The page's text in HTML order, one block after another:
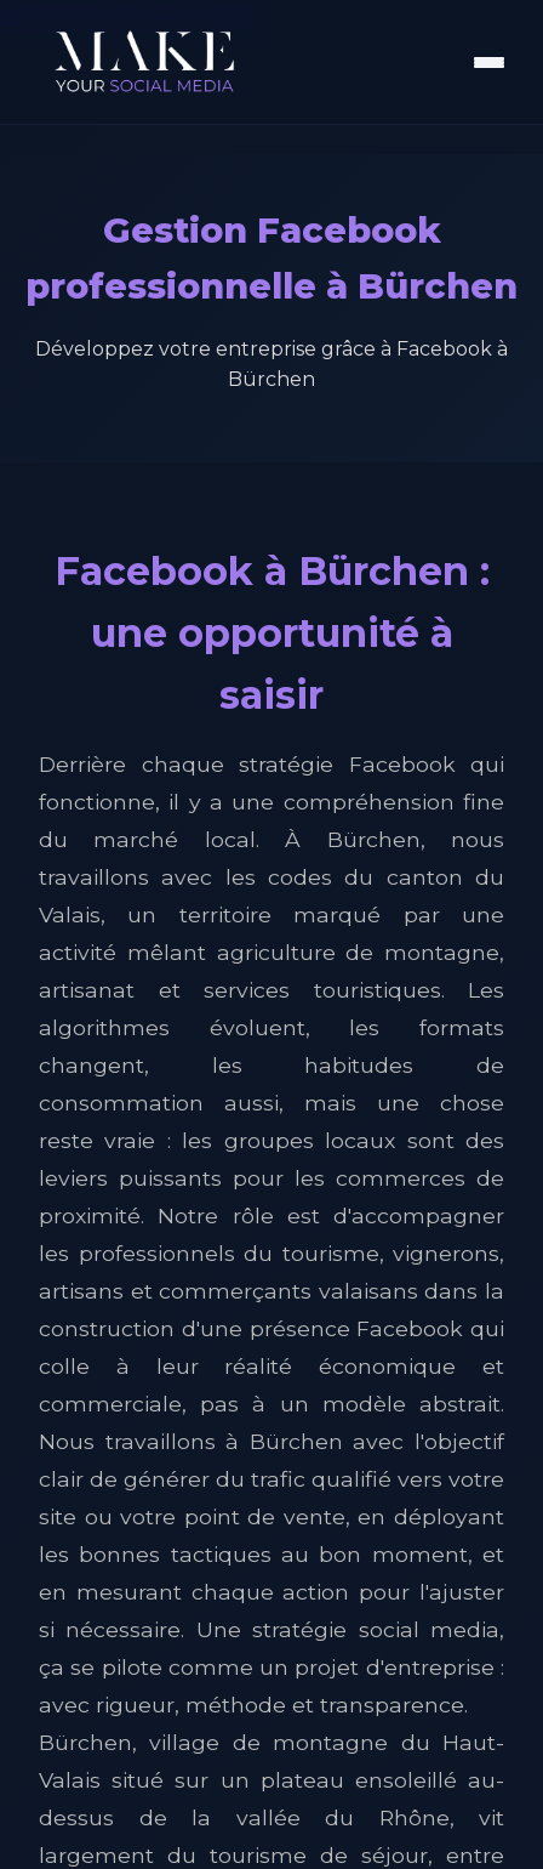
Gestion Facebook
professionnelle à Bürchen
Développez votre entreprise grâce à Facebook à
Bürchen
Facebook à Bürchen :
une opportunité à
saisir
Derrière chaque stratégie Facebook qui
fonctionne, il y a une compréhension fine
du marché local. À Bürchen, nous
travaillons avec les codes du canton du
Valais, un territoire marqué par une
activité mêlant agriculture de montagne,
artisanat et services touristiques. Les
algorithmes évoluent, les formats
changent, les habitudes de
consommation aussi, mais une chose
reste vraie : les groupes locaux sont des
leviers puissants pour les commerces de
proximité. Notre rôle est d'accompagner
les professionnels du tourisme, vignerons,
artisans et commerçants valaisans dans la
construction d'une présence Facebook qui
colle à leur réalité économique et
commerciale, pas à un modèle abstrait.
Nous travaillons à Bürchen avec l'objectif
clair de générer du trafic qualifié vers votre
site ou votre point de vente, en déployant
les bonnes tactiques au bon moment, et
en mesurant chaque action pour l'ajuster
si nécessaire. Une stratégie social media,
ça se pilote comme un projet d'entreprise :
avec rigueur, méthode et transparence.
Bürchen, village de montagne du Haut-
Valais situé sur un plateau ensoleillé au-
dessus de la vallée du Rhône, vit
largement du tourisme de séjour, entre